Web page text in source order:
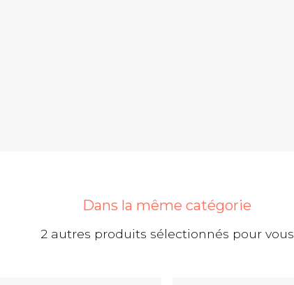
Dans la même catégorie
2 autres produits sélectionnés pour vous